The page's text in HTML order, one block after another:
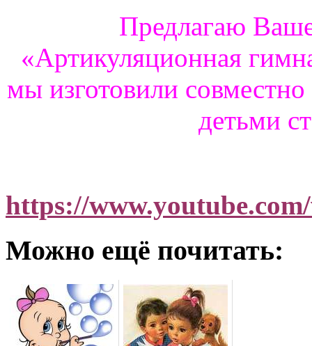
Предлагаю
«Артикуляционная
мы изготовили
детьми
https://
Можно ещё почитать: